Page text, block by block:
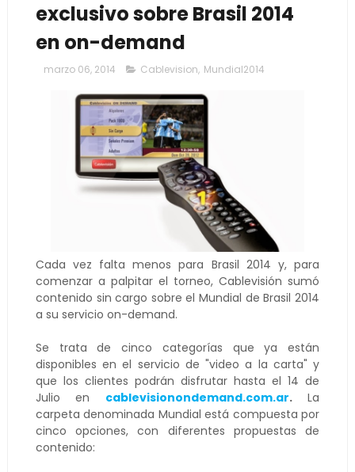
exclusivo sobre Brasil 2014
en on-demand
marzo 06, 2014 Cablevision, Mundial2014
Cada vez falta menos para Brasil 2014 y, para
comenzar a palpitar el torneo, Cablevisión sumó
contenido sin cargo sobre el Mundial de Brasil 2014
a su servicio on-demand.
Se trata de cinco categorías que ya están
disponibles en el servicio de "video a la carta" y
que los clientes podrán disfrutar hasta el 14 de
Julio en cablevisionondemand.com.ar.La
carpeta denominada Mundial está compuesta por
cinco opciones, con diferentes propuestas de
contenido: